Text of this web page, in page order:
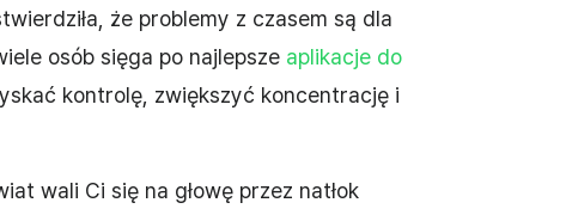
że problemy z czasem są dla
osób sięga po najlepsze aplikacje do
kontrolę, zwiększyć koncentrację i
wali Ci się na głowę przez natłok